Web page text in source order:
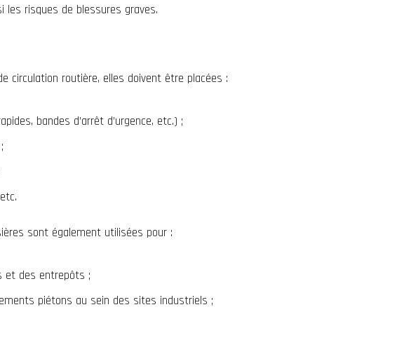
les risques de blessures graves.
circulation routière, elles doivent être placées :
bandes d’arrêt d’urgence, etc.) ;
sont également utilisées pour :
et des entrepôts ;
piétons au sein des sites industriels ;